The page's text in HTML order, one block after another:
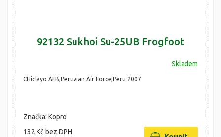
92132 Sukhoi Su-25UB Frogfoot
Skladem
CHiclayo AFB,Peruvian Air Force,Peru 2007
Značka: Kopro
132 Kč bez DPH